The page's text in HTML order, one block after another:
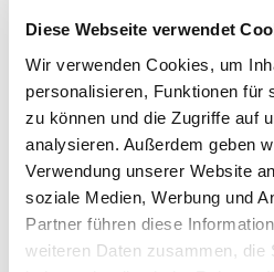
Diese Webseite verwendet
Wir verwenden Cookies, um
personalisieren, Funktionen für
zu können und die Zugriffe auf
analysieren. Außerdem geben
Verwendung unserer Website
soziale Medien, Werbung und
Partner führen diese
weiteren Daten zusammen, die
Ausführung mit
Coating-Beschichtung
außen hochwertige
Polyamidbeschichtung:
Standardfarben, in